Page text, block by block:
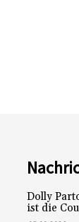
Dolly
ist die